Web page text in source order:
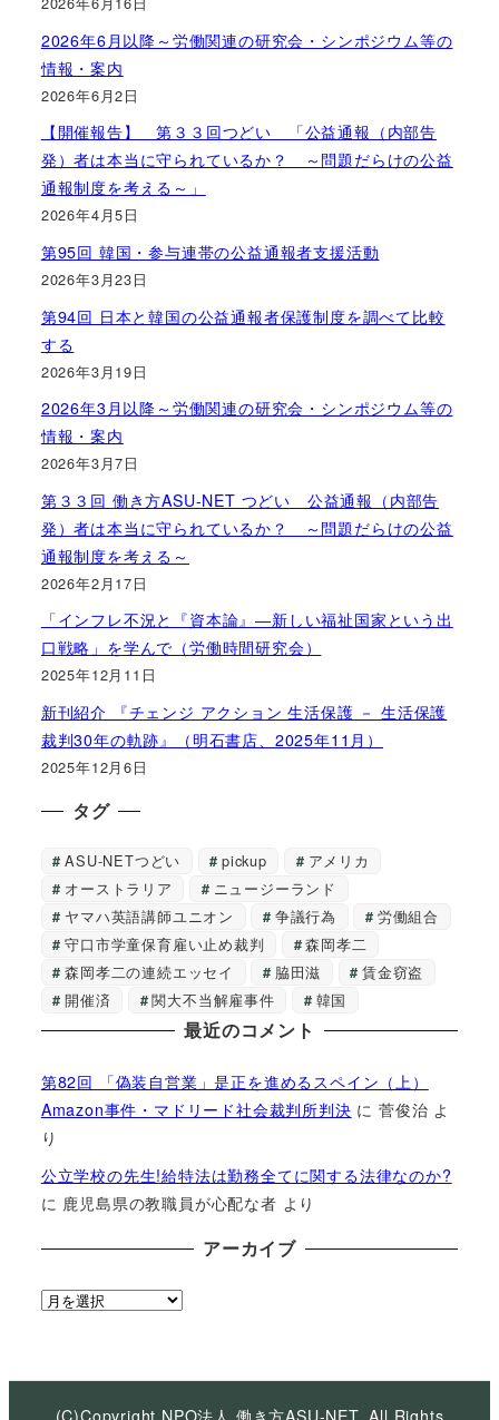
2026年6月以降～労働関連の研究会・シンポジウム等の
情報・案内
2026年6月2日
【開催報告】 第３３回つどい 「公益通報（内部告
発）者は本当に守られているか？ ～問題だらけの公益
通報制度を考える～」
2026年4月5日
第95回 韓国・参与連帯の公益通報者支援活動
2026年3月23日
第94回 日本と韓国の公益通報者保護制度を調べて比較
する
2026年3月19日
2026年3月以降～労働関連の研究会・シンポジウム等の
情報・案内
2026年3月7日
第３３回 働き方ASU-NET つどい 公益通報（内部告
発）者は本当に守られているか？ ～問題だらけの公益
通報制度を考える～
2026年2月17日
「インフレ不況と『資本論』―新しい福祉国家という出
口戦略」を学んで（労働時間研究会）
2025年12月11日
新刊紹介 『チェンジ アクション 生活保護 － 生活保護
裁判30年の軌跡』（明石書店、2025年11月）
2025年12月6日
タグ
ASU-NETつどい pickup
アメリカ
オーストラリア
ニュージーランド
ヤマハ英語講師ユニオン
争議行為
労働組合
守口市学童保育雇い止め裁判
森岡孝二
森岡孝二の連続エッセイ
脇田滋
賃金窃盗
開催済
関大不当解雇事件 韓国
最近のコメント
第82回 「偽装自営業」是正を進めるスペイン（上）
Amazon事件・マドリード社会裁判所判決 に菅俊治 よ
り
公立学校の先生!給特法は勤務全てに関する法律なのか?
に 鹿児島県の教職員が心配な者 より
アーカイブ
ア
イ
(C)Copyright NPO法人 働き方ASU-NET, All Rights